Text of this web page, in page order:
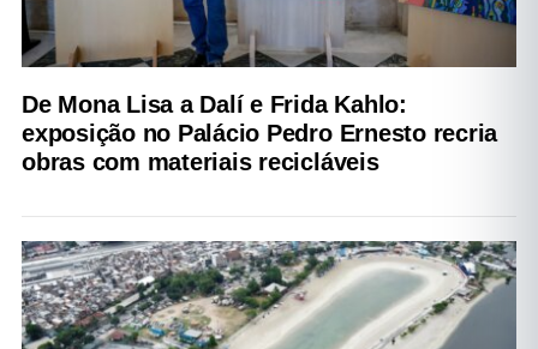
De Mona Lisa a Dalí e Frida Kahlo:
exposição no Palácio Pedro Ernesto recria
obras com materiais recicláveis